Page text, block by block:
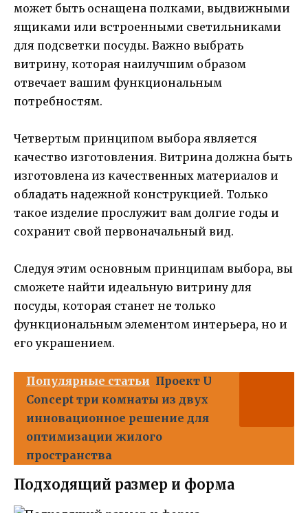
может быть оснащена полками, выдвижными
ящиками или встроенными светильниками
для подсветки посуды. Важно выбрать
витрину, которая наилучшим образом
отвечает вашим функциональным
потребностям.
Четвертым принципом выбора является
качество изготовления. Витрина должна быть
изготовлена из качественных материалов и
обладать надежной конструкцией. Только
такое изделие прослужит вам долгие годы и
сохранит свой первоначальный вид.
Следуя этим основным принципам выбора, вы
сможете найти идеальную витрину для
посуды, которая станет не только
функциональным элементом интерьера, но и
его украшением.
Популярные статьи Проект U
Concept три комнаты из двух
инновационное решение для
оптимизации жилого
пространства
Подходящий размер и форма